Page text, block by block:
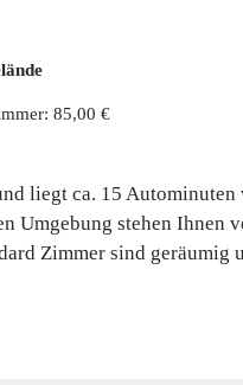
85,00 €
liegt ca. 15 Autominuten
Umgebung stehen Ihnen
Zimmer sind